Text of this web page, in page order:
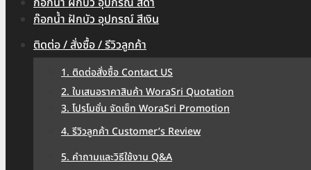
ก๊อกน้ำ ฝักบัว อุปกรณ์ สีเงิน
ติดต่อ / สั่งซื้อ / รีวิวลูกค้า
1. ติดต่อสั่งซื้อ Contact US
2. ใบเสนอราคาสินค้า WoraSri Quotation
3. โปรโมชั่น จัดเซ็ท WoraSri Promotion
4. รีวิวลูกค้า Customer’s Review
5. คำถามและวิธีใช้งาน Q&A